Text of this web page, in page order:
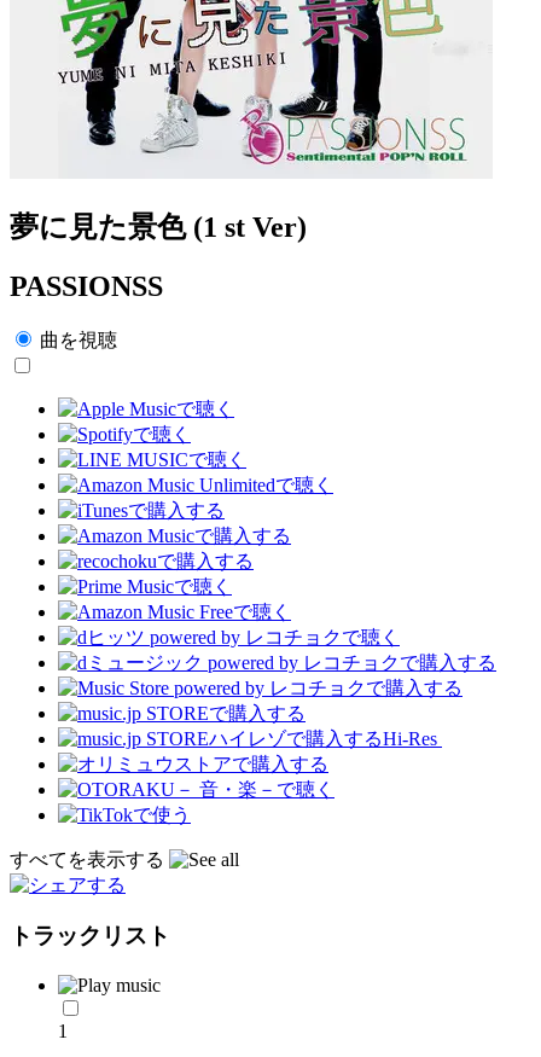
夢に見た景色 (1 st Ver)
PASSIONSS
曲を視聴
Hi-Res
すべてを表示する
トラックリスト
1